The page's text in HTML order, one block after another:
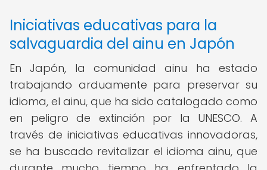
Iniciativas educativas para la
salvaguardia del ainu en Japón
En Japón, la comunidad ainu ha estado
trabajando arduamente para preservar su
idioma, el ainu, que ha sido catalogado como
en peligro de extinción por la UNESCO. A
través de iniciativas educativas innovadoras,
se ha buscado revitalizar el idioma ainu, que